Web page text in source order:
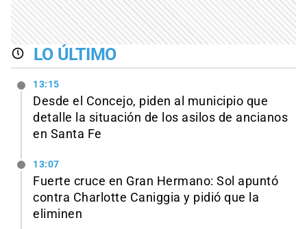
LO ÚLTIMO
13:15
Desde el Concejo, piden al municipio que
detalle la situación de los asilos de ancianos
en Santa Fe
13:07
Fuerte cruce en Gran Hermano: Sol apuntó
contra Charlotte Caniggia y pidió que la
eliminen